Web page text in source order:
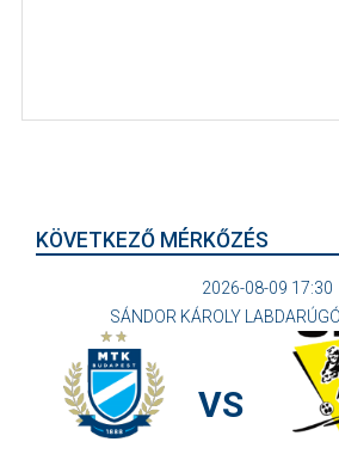
KÖVETKEZŐ MÉRKŐZÉS
2026-08-09 17:30
SÁNDOR KÁROLY
VS